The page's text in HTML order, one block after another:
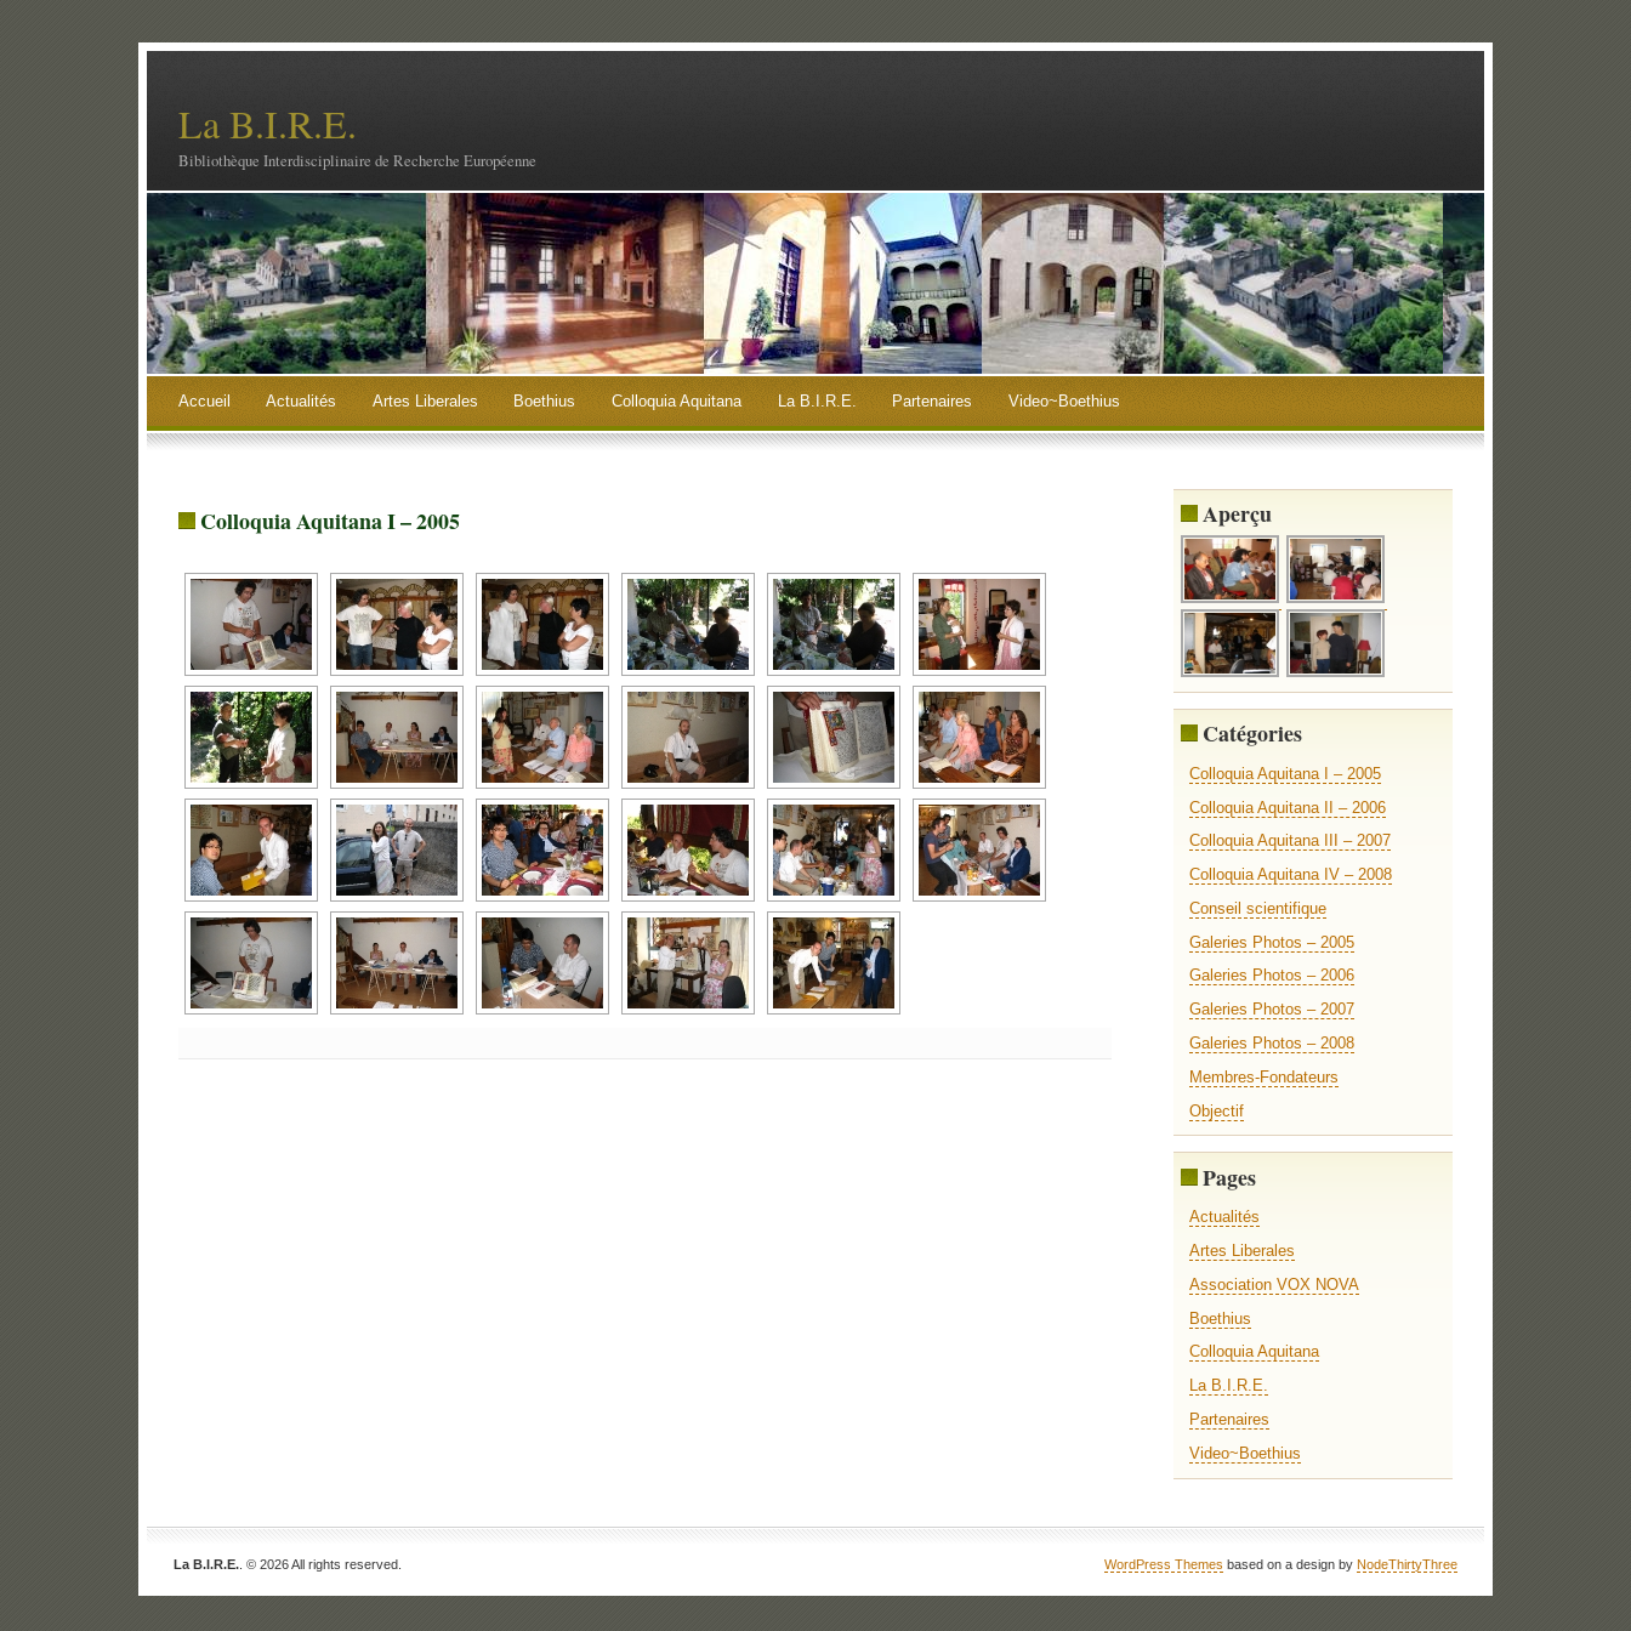
La B.I.R.E.
Bibliothèque Interdisciplinaire de Recherche Européenne
Accueil Actualités Artes Liberales Boethius Colloquia Aquitana La B.I.R.E. Partenaires Video~Boethius
Colloquia Aquitana I – 2005 Aperçu
Catégories
Colloquia Aquitana I – 2005
Colloquia Aquitana II – 2006
Colloquia Aquitana III – 2007
Colloquia Aquitana IV – 2008
Conseil scientifique
Galeries Photos – 2005
Galeries Photos – 2006
Galeries Photos – 2007
Galeries Photos – 2008
Membres-Fondateurs
Objectif
Pages
Actualités
Artes Liberales
Association VOX NOVA
Boethius
Colloquia Aquitana
La B.I.R.E.
Partenaires
Video~Boethius
La B.I.R.E.. © 2026 All rights reserved. WordPress Themes based on a design byNodeThirtyThree